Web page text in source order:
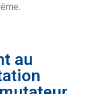
au